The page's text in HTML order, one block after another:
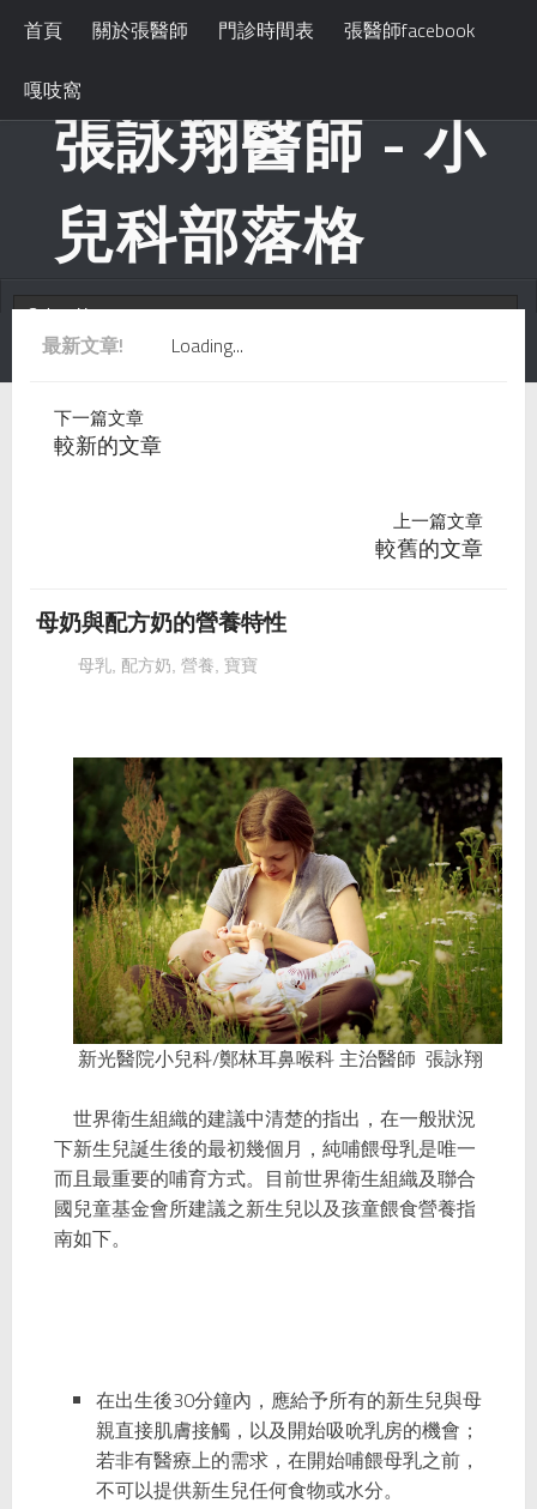
首頁 關於張醫師 門診時間表 張醫師facebook
嘎吱窩
張詠翔醫師 - 小
兒科部落格
最新文章! Loading...
下一篇文章
較新的文章
上一篇文章
較舊的文章
母奶與配方奶的營養特性
母乳, 配方奶 營養 寶寶
新光醫院小兒科/鄭林耳鼻喉科 主治醫師 張詠翔
世界衛生組織的建議中清楚的指出，在一般狀況
下新生兒誕生後的最初幾個月，純哺餵母乳是唯一
而且最重要的哺育方式。目前世界衛生組織及聯合
國兒童基金會所建議之新生兒以及孩童餵食營養指
南如下。
在出生後30分鐘內 ， 應給予所有的新生兒與母
親直接肌膚接觸，以及開始吸吮乳房的機會 ；
若非有醫療上的需求，在開始哺餵母乳之前，
不可以提供新生兒任何食物或水分。